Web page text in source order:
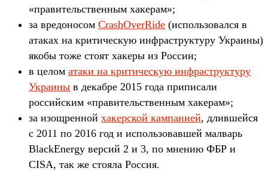
«правительственным хакерам»;
за вредоносом CrashOverRide (использовался в
атаках на критическую инфраструктуру Украины)
якобы тоже стоят хакеры из России;
в целом атаки на критическую инфраструктуру
Украины в декабре 2015 года приписали
российским «правительственным хакерам»;
за изощренной хакерской кампанией, длившейся
с 2011 по 2016 год и использовавшей малварь
BlackEnergy версий 2 и 3, по мнению ФБР и
CISA, так же стояла Россия.